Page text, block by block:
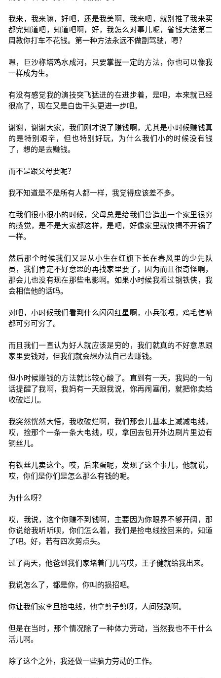
我来，我来嘛，好吧，还是我美啊，我来吧，就别推了我来买
都完知道吧，知道吧啊，好，我怎么对事儿呢，省钱大法第二
周教你打车不花钱。第一种方法永远不做副驾驶，嗯？
嗯，巨沙称塔鸡水成河，只要掌握一定的方法，你也可以像我
一样成为生。
有没有感觉我的演技突飞猛进的在进步着，是吧，本来就已经
很高了，现在又是白齿干头更进一步吧。
谢谢，谢谢大家，我们刚才说了赚钱啊，尤其是小时候赚钱真
的是特别艰辛，但也特别好玩，为什么我们小的时候没有钱
了，想的是去赚钱。
而不是跟父母要呢？
我不知道是不是所有人都一样，我觉得应该差不多。
在我们很小很小的时候，父母总是给我们营造出一个家里很穷
的感觉，是不是大家都这样，是吧，好像家里就快揭不开锅了
一样。
然后那个时候我们又是从小生在红旗下长在春风里的少先队
员，我们肯定不好意思的再找家里要了，因为而且很奇怪啊，
那会儿也没有现在那些电影啊。如果小时候我看过钢铁侠，我
会相信他的话吗。
对吧，小时候我们看到什么闪闪红星啊，小兵张嘎，鸡毛信呐
都可穷可穷了。
而且我们一直认为好人就应该是穷的，我们就真的不好意思跟
家里要钱对，但我们就会想办法自己去赚钱。
但小时候赚钱的方法就比较心酸了。直到有一天，我妈的一句
话提醒了我啊，我妈有一天跟我说，你再闹塞闹，就把你卖给
收破烂儿。
我突然恍然大悟，我收破烂啊，我们那会儿基本上减减电线，
哎，捡那个一条一条大电线，哎，拿回去包开外边刷片里边有
铜丝儿。
有铁丝儿卖这个。哎，后来蛋呢，发现了这个事儿，他就说，
哎，你们是你们是怎么那么有钱的呢。
为什么呀？
哎，我说，这个你赚不到钱啊，主要因为你眼界不够开阔，那
你说给我听听呗，你们怎么着，我们是捡电线捡回来的，知道
了吧。好，若有四次剪点头。
过了两天，他爸到我们家堵着门儿骂哎，王子健就给我出来。
我说怎么了，都是你，你叫的损招吧。
你让我们家李旦捡电线，他拿剪子剪呀，人间残聚啊。
但是在当时，那个情况除了一种体力劳动，当然我也不干什么
活儿啊。
除了这个之外，我还做一些脑力劳动的工作。